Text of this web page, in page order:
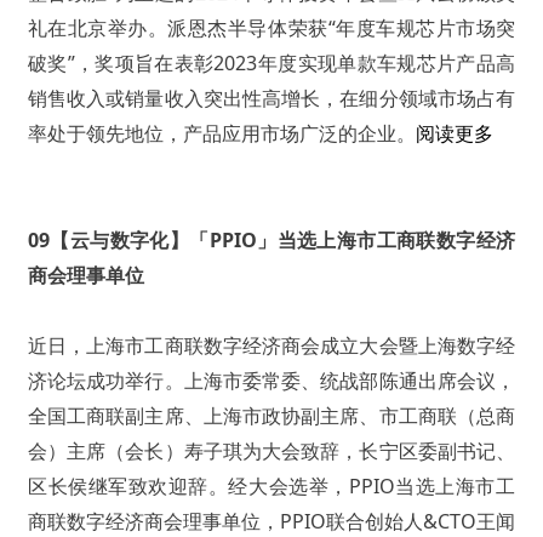
礼在北京举办。派恩杰半导体荣获“年度车规芯片市场突
破奖”，奖项旨在表彰2023年度实现单款车规芯片产品高
销售收入或销量收入突出性高增长，在细分领域市场占有
率处于领先地位，产品应用市场广泛的企业。 阅读更多
09【云与数字化】「PPIO」当选上海市工商联数字经济
商会理事单位
近日，上海市工商联数字经济商会成立大会暨上海数字经
济论坛成功举行。上海市委常委、统战部陈通出席会议，
全国工商联副主席、上海市政协副主席、市工商联（总商
会）主席（会长）寿子琪为大会致辞，长宁区委副书记、
区长侯继军致欢迎辞。经大会选举，PPIO当选上海市工
商联数字经济商会理事单位，PPIO联合创始人&CTO王闻